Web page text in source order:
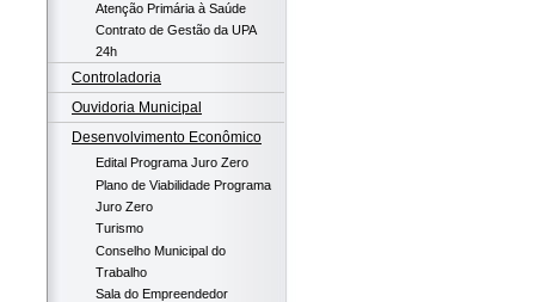
Atenção Primária à Saúde
Contrato de Gestão da UPA
24h
Controladoria
Ouvidoria Municipal
Desenvolvimento Econômico
Edital Programa Juro Zero
Plano de Viabilidade Programa
Juro Zero
Turismo
Conselho Municipal do
Trabalho
Sala do Empreendedor